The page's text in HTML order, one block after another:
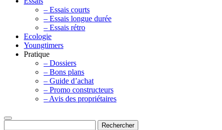
– Essais courts
– Essais longue durée
– Essais rétro
Ecologie
Youngtimers
Pratique
– Dossiers
– Bons plans
– Guide d’achat
– Promo constructeurs
– Avis des propriétaires